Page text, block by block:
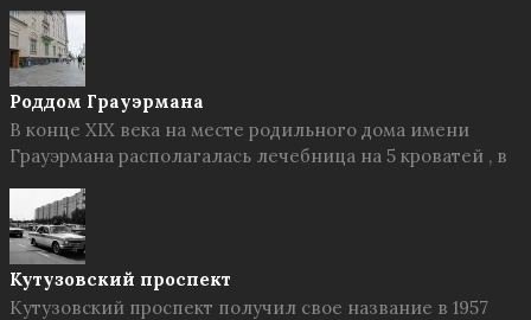
Роддом Грауэрмана
В конце XIX века на месте родильного дома имени
Грауэрмана располагалась лечебница на 5 кроватей , в
Кутузовский проспект
Кутузовский проспект получил свое название в 1957